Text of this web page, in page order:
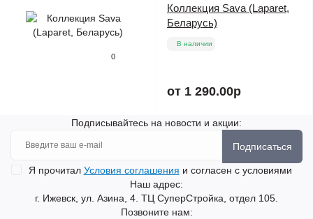
0
Коллекция Sava (Laparet,
Беларусь)
В наличии
от 1 290.00р
Подписывайтесь на новости и акции:
Подписаться
Я прочитал Условия соглашения и согласен с условиями
Наш адрес:
г. Ижевск, ул. Азина, 4. ТЦ СуперСтройка, отдел 105.
Позвоните нам: